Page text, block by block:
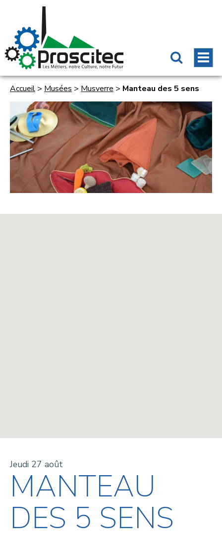
Accueil > Musées > Musverre > Manteau des 5 sens
Jeudi 27 août
MANTEAU
DES 5 SENS